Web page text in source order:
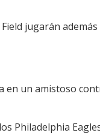
jugarán además
en un amistoso
Philadelphia